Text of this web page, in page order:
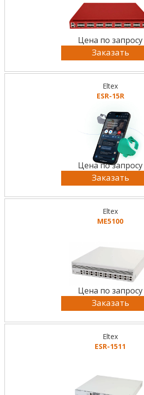
Цена по запросу
Заказать
Eltex
ESR-15R
Цена по запросу
Заказать
Eltex
MЕ5100
Цена по запросу
Заказать
Eltex
ESR-1511